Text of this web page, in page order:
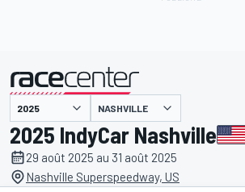
présenté par NASHVILLE
2025 IndyCar Nashville
29 août 2025 au 31 août 2025
Nashville Superspeedway, US